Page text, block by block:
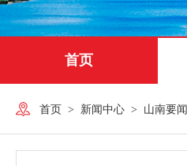
首页
首页 > 新闻中心 > 山南要闻